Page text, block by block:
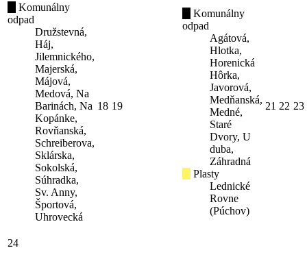
Komunálny
odpad
Družstevná,
Háj,
Jilemnického,
Majerská,
Májová,
Medová, Na
Barinách, Na
Kopánke,
Rovňanská,
Schreiberova,
Sklárska,
Sokolská,
Súhradka,
Sv. Anny,
Športová,
Uhrovecká
18 19
Komunálny
odpad
Agátová,
Hlotka,
Horenická
Hôrka,
Javorová,
Medňanská,
Medné,
Staré
Dvory, U
duba,
Záhradná
Plasty
Lednické
Rovne
(Púchov)
21 22 23
24